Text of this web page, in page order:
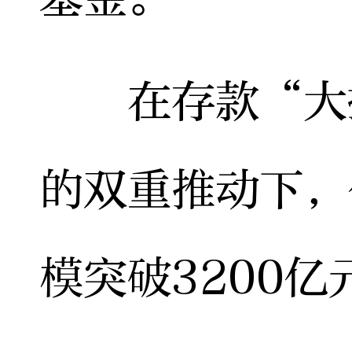
在存款“大
的双重推动下
模突破3200亿